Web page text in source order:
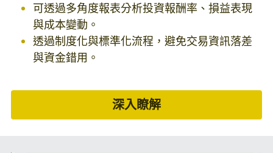
可透過多角度報表分析投資報酬率、損益表現
與成本變動。
透過制度化與標準化流程，避免交易資訊落差
與資金錯用。
深入瞭解